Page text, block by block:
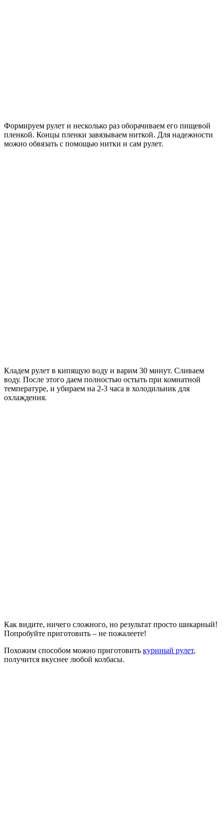
Формируем рулет и несколько раз оборачиваем его пищевой
пленкой. Концы пленки завязываем ниткой. Для надежности
можно обвязать с помощью нитки и сам рулет.
Кладем рулет в кипящую воду и варим 30 минут. Сливаем
воду. После этого даем полностью остыть при комнатной
температуре, и убираем на 2-3 часа в холодильник для
охлаждения.
Как видите, ничего сложного, но результат просто шикарный!
Попробуйте приготовить – не пожалеете!
Похожим способом можно приготовить куриный рулет,
получится вкуснее любой колбасы.